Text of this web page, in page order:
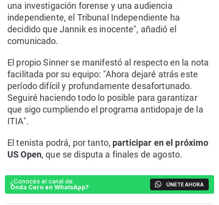
una investigación forense y una audiencia
independiente, el Tribunal Independiente ha
decidido que Jannik es inocente", añadió el
comunicado.
El propio Sinner se manifestó al respecto en la nota
facilitada por su equipo: "Ahora dejaré atrás este
período difícil y profundamente desafortunado.
Seguiré haciendo todo lo posible para garantizar
que sigo cumpliendo el programa antidopaje de la
ITIA".
El tenista podrá, por tanto, participar en el próximo
US Open, que se disputa a finales de agosto.
¿Conoces el canal de
Onda Cero en WhatsApp?
ÚNETE AHORA